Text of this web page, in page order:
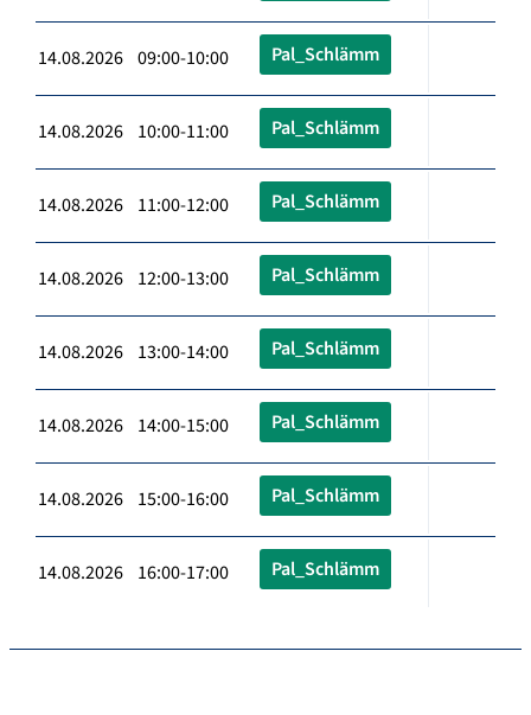
14.08.2026 09:00-10:00 Pal_Schlämm
14.08.2026 10:00-11:00 Pal_Schlämm
14.08.2026 11:00-12:00 Pal_Schlämm
14.08.2026 12:00-13:00 Pal_Schlämm
14.08.2026 13:00-14:00 Pal_Schlämm
14.08.2026 14:00-15:00 Pal_Schlämm
14.08.2026 15:00-16:00 Pal_Schlämm
14.08.2026 16:00-17:00 Pal_Schlämm